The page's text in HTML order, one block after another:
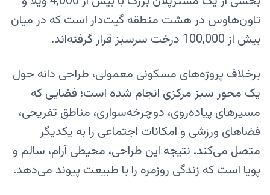
تاون‌هاوس در هشت منطقه گیت‌دار است که در میان
بیش از 100,000 درخت سرسبز قرار گرفته‌اند.
برخلاف پروژه‌های مسکونی معمولی، طراحی دانه حول
یک محور سبز مرکزی انجام شده است؛ فضایی که
مسیرهای پیاده‌روی، دوچرخه‌سواری، مناطق تفریحی،
فضاهای ورزشی و امکانات اجتماعی را به یکدیگر
متصل می‌کند. نتیجه این طراحی، محیطی آرام، سالم و
پویا است که زندگی روزمره را با طبیعت پیوند می‌دهد.